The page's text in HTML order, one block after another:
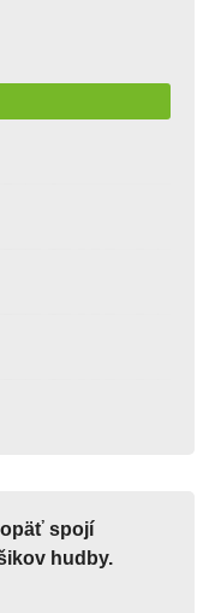
spojí
hudby.